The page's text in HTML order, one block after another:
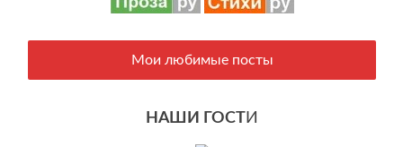
Мои любимые посты
НАШИ ГОСТИ